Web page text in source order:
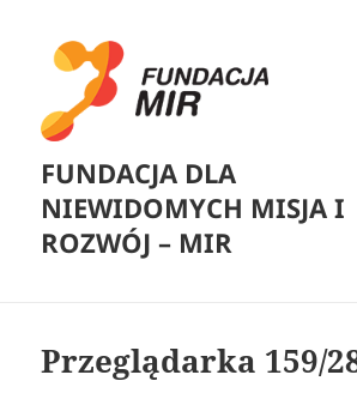
FUNDACJA DLA
NIEWIDOMYCH MISJA I
ROZWÓJ – MIR
Przeglądarka 159/